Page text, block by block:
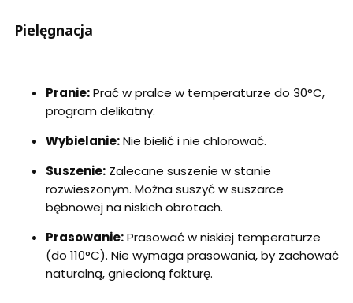
Pielęgnacja
Pranie:Prać w pralce w temperaturze do 30°C,
program delikatny.
Wybielanie:Nie bielić i nie chlorować.
Suszenie: Zalecane suszenie w stanie
rozwieszonym. Można suszyć w suszarce
bębnowej na niskich obrotach.
Prasowanie:Prasować w niskiej temperaturze
(do 110°C). Nie wymaga prasowania, by zachować
naturalną, gniecioną fakturę.